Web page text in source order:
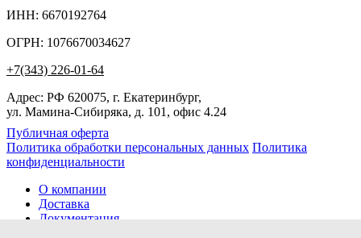
ИНН: 6670192764
ОГРН: 1076670034627
+7(343) 226-01-64
Адрес: РФ 620075, г. Екатеринбург,
ул. Мамина-Сибиряка, д. 101, офис 4.24
Публичная оферта
Политика обработки персональных данных Политика
конфиденциальности
О компании
Доставка
Документация